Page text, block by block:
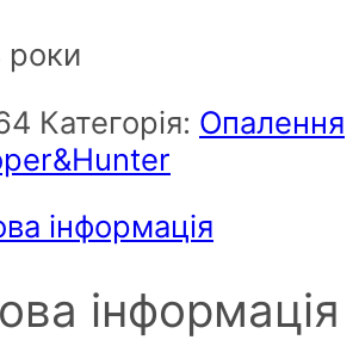
роки
Категорія: Опалення
інформація
інформація